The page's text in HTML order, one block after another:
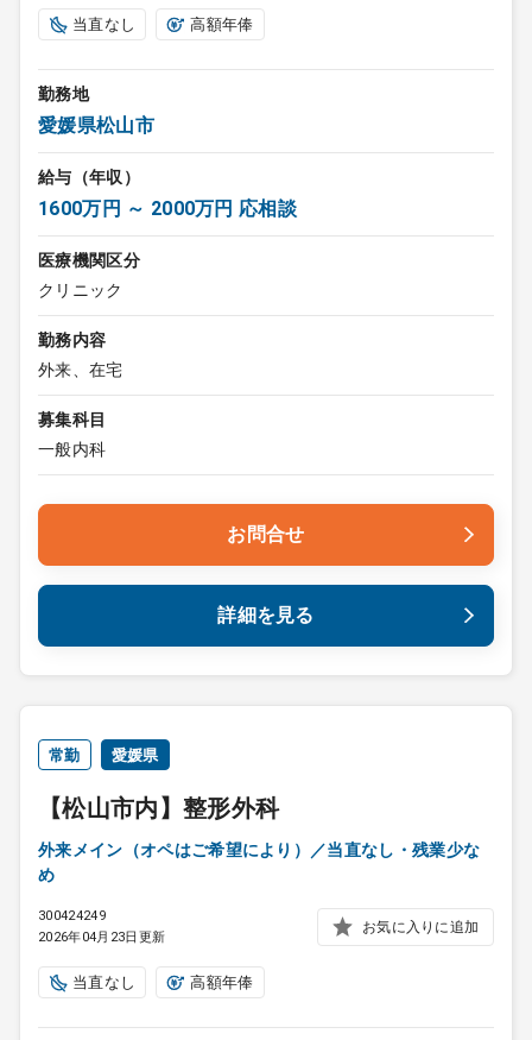
当直なし 高額年俸
勤務地
愛媛県松山市
給与（年収）
1600万円 ～ 2000万円 応相談
医療機関区分
クリニック
勤務内容
外来、在宅
募集科目
一般内科
お問合せ
詳細を見る
常勤 愛媛県
【松山市内】整形外科
外来メイン（オペはご希望により）／当直なし・残業少な
め
300424249
2026年04月23日更新
お気に入りに追加
当直なし 高額年俸